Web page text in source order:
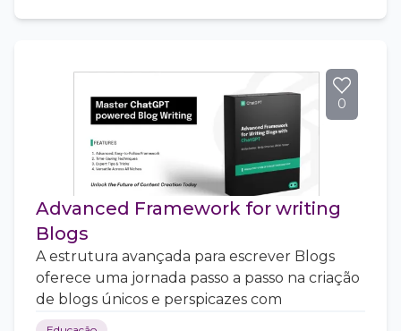
0
Advanced Framework for writing
Blogs
A estrutura avançada para escrever Blogs
oferece uma jornada passo a passo na criação
de blogs únicos e perspicazes com